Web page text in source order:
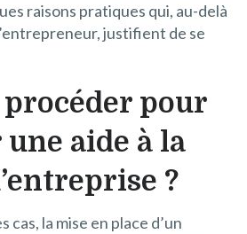
raisons pratiques qui, au-delà
justifient de se
pour
aide à la
?
cas, la mise en place d’un